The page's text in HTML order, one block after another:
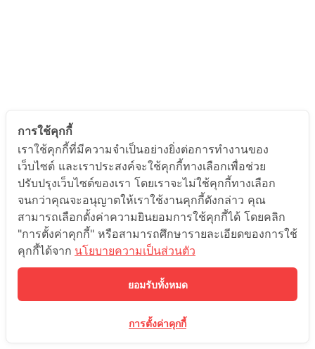
การใช้คุกกี้
เราใช้คุกกี้ที่มีความจำเป็นอย่างยิ่งต่อการทำงานของ
เว็บไซต์ และเราประสงค์จะใช้คุกกี้ทางเลือกเพื่อช่วย
ปรับปรุงเว็บไซต์ของเรา โดยเราจะไม่ใช้คุกกี้ทางเลือก
จนกว่าคุณจะอนุญาตให้เราใช้งานคุกกี้ดังกล่าว คุณ
สามารถเลือกตั้งค่าความยินยอมการใช้คุกกี้ได้ โดยคลิก
"การตั้งค่าคุกกี้" หรือสามารถศึกษารายละเอียดของการใช้
คุกกี้ได้จาก นโยบายความเป็นส่วนตัว
ยอมรับทั้งหมด
การตั้งค่าคุกกี้